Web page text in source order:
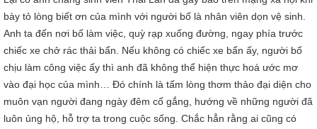
bày tỏ lòng biết ơn của mình với người bố là nhân viên dọn vệ sinh.
Anh ta đến nơi bố làm việc, quỳ rạp xuống đường, ngay phía trước
chiếc xe chở rác thải bẩn. Nếu không có chiếc xe bẩn ấy, người bố
chịu làm công việc ấy thì anh đã không thể hiện thực hoá ước mơ
vào đại học của mình… Đó chính là tấm lòng thơm thảo đại diện cho
muôn vạn người đang ngày đêm cố gắng, hướng về những người đã
luôn ủng hộ, hỗ trợ ta trong cuộc sống. Chắc hẳn rằng ai cũng có